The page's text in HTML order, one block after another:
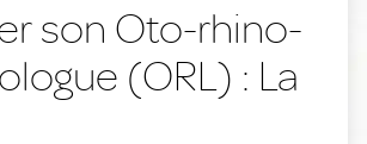
son Oto-rhino-
(ORL) : La